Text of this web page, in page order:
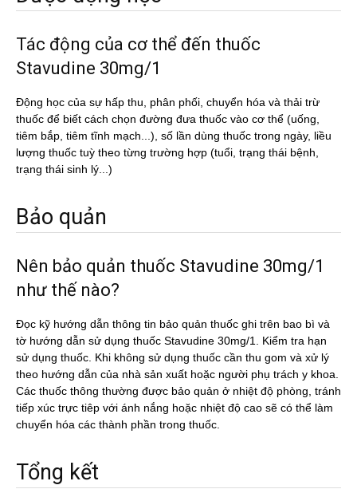
Tác động của cơ thể đến thuốc
Stavudine 30mg/1
Động học của sự hấp thu, phân phối, chuyển hóa và thải trừ
thuốc để biết cách chọn đường đưa thuốc vào cơ thể (uống,
tiêm bắp, tiêm tĩnh mạch...), số lần dùng thuốc trong ngày, liều
lượng thuốc tuỳ theo từng trường hợp (tuổi, trạng thái bệnh,
trạng thái sinh lý...)
Bảo quản
Nên bảo quản thuốc Stavudine 30mg/1
như thế nào?
Đọc kỹ hướng dẫn thông tin bảo quản thuốc ghi trên bao bì và
tờ hướng dẫn sử dụng thuốc Stavudine 30mg/1. Kiểm tra hạn
sử dụng thuốc. Khi không sử dụng thuốc cần thu gom và xử lý
theo hướng dẫn của nhà sản xuất hoặc người phụ trách y khoa.
Các thuốc thông thường được bảo quản ở nhiệt độ phòng, tránh
tiếp xúc trực tiêp với ánh nắng hoặc nhiệt độ cao sẽ có thể làm
chuyển hóa các thành phần trong thuốc.
Tổng kết